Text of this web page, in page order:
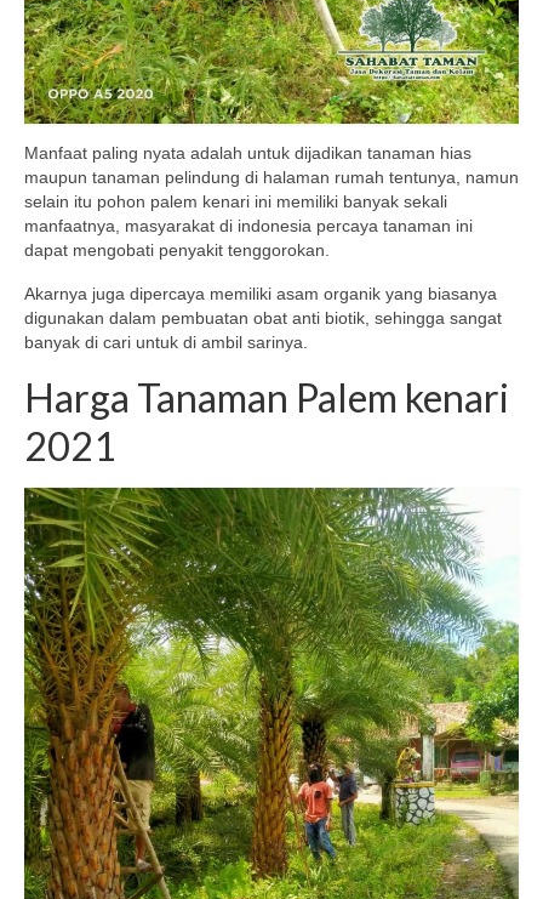
Manfaat paling nyata adalah untuk dijadikan tanaman hias
maupun tanaman pelindung di halaman rumah tentunya, namun
selain itu pohon palem kenari ini memiliki banyak sekali
manfaatnya, masyarakat di indonesia percaya tanaman ini
dapat mengobati penyakit tenggorokan.
Akarnya juga dipercaya memiliki asam organik yang biasanya
digunakan dalam pembuatan obat anti biotik, sehingga sangat
banyak di cari untuk di ambil sarinya.
Harga Tanaman Palem kenari
2021